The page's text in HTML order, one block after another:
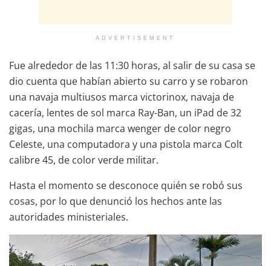
ADVERTISEMENT
Fue alrededor de las 11:30 horas, al salir de su casa se
dio cuenta que habían abierto su carro y se robaron
una navaja multiusos marca victorinox, navaja de
cacería, lentes de sol marca Ray-Ban, un iPad de 32
gigas, una mochila marca wenger de color negro
Celeste, una computadora y una pistola marca Colt
calibre 45, de color verde militar.
Hasta el momento se desconoce quién se robó sus
cosas, por lo que denunció los hechos ante las
autoridades ministeriales.